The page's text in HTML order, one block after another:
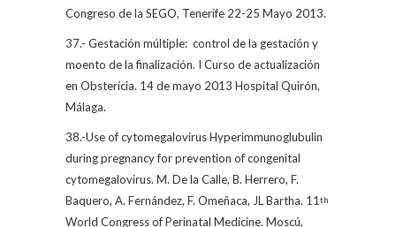
Congreso de la SEGO, Tenerife 22-25 Mayo 2013.
37.- Gestación múltiple: control de la gestación y
moento de la finalización. I Curso de actualización
en Obsterícia. 14 de mayo 2013 Hospital Quirón,
Málaga.
38.-Use of cytomegalovirus Hyperimmunoglubulin
during pregnancy for prevention of congenital
cytomegalovirus. M. De la Calle, B. Herrero, F.
Baquero, A. Fernández, F. Omeñaca, JL Bartha. 11 th
World Congress of Perinatal Medicine. Moscú,